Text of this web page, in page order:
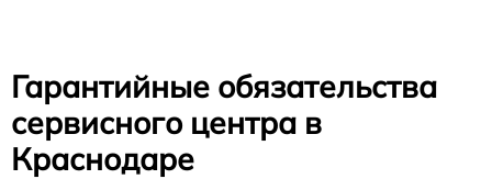
Гарантийные обязательства
сервисного центра в
Краснодаре